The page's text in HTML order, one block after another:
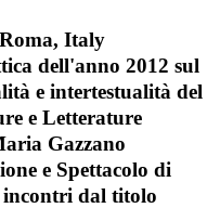
Italy
dell'anno 2012 sul
e intertestualità del
e Letterature
Gazzano
e Spettacolo di
incontri dal titolo